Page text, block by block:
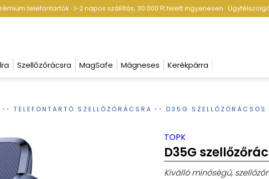
telefontartók · 1-2 napos szállítás, 30.000 Ft felett ingyenesen ·
Szellőzőrácsra MagSafe Mágneses Kerékpárra
TELEFONTARTÓ SZELLŐZŐRÁCSRA D35G SZELLŐZŐRÁCSOS
TOPK
D35G
Kiválló minőségű,